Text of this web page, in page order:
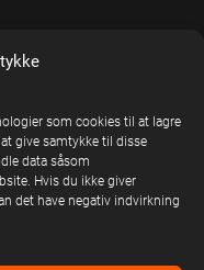
som cookies til at lagre
give samtykke til disse
data såsom
Hvis du ikke giver
det have negativ indvirkning
GROUP